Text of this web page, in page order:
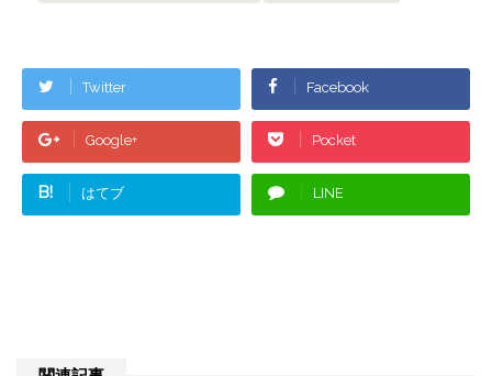
Twitter Facebook
Google+ Pocket
B! はてブ LINE